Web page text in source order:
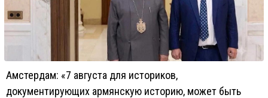
Амстердам: «7 августа для историков,
документирующих армянскую историю, может быть